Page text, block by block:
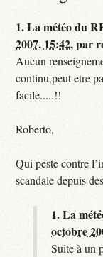
1.La météo du
2007, 15:42,par
Aucun
continu,peut etre
facile.....!!
Roberto,
Qui peste contre
scandale depuis
1.La
octobre
Suite à un